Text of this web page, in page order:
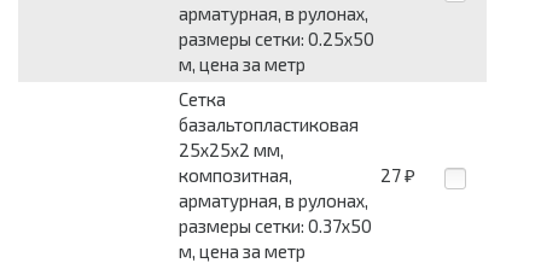
арматурная, в рулонах,
размеры сетки: 0.25x50
м, цена за метр
Сетка
базальтопластиковая
25x25x2 мм,
композитная,
арматурная, в рулонах,
размеры сетки: 0.37x50
м, цена за метр
27 ₽